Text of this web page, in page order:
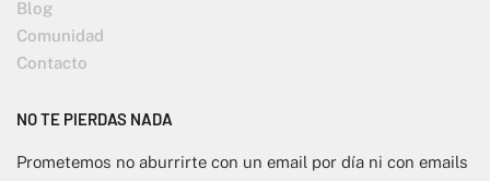
Blog
Comunidad
Contacto
NO TE PIERDAS NADA
Prometemos no aburrirte con un email por día ni con emails